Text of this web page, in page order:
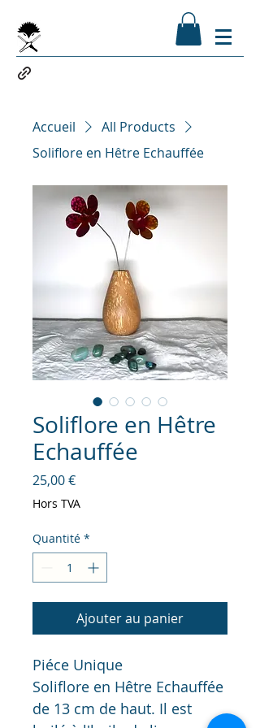
Accueil
All Products
Soliflore en Hêtre Echauffée
Soliflore en Hêtre
Echauffée
25,00 €Prix
Hors TVA
Quantité *
Ajouter au panier
Piéce Unique
Soliflore en Hêtre Echauffée
de 13 cm de haut. Il est